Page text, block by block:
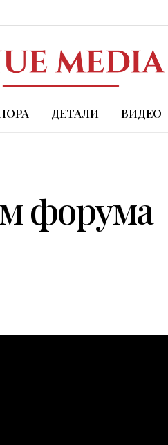
ДЕТАЛИ ВИДЕО
форума